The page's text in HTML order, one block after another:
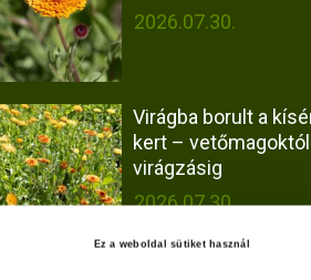
Ez a weboldal sütiket használ
2026.07.30.
Virágba borult a
kert –
virágzásig
2026.07.30.